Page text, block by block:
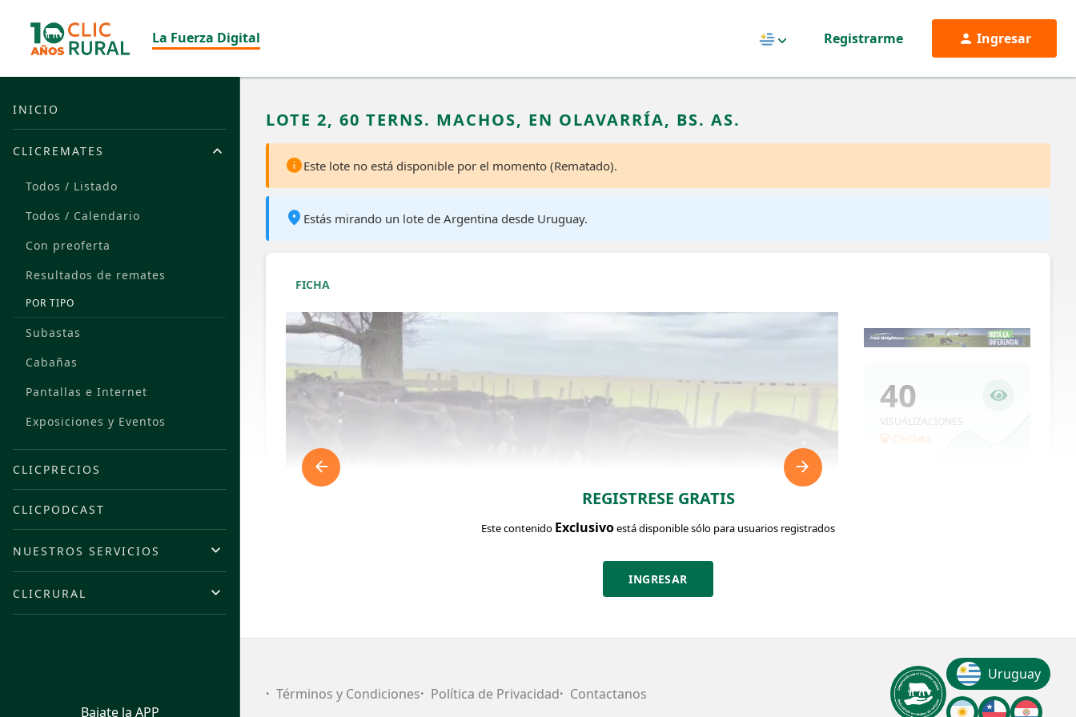
La Fuerza Digital
Uruguay
Registrarme Ingresar
INICIO
CLICREMATES
Todos / Listado
Todos / Calendario
Con preoferta
Resultados de remates
POR TIPO
Subastas
Cabañas
Pantallas e Internet
Exposiciones y Eventos
CLICPRECIOS
CLICPODCAST
NUESTROS SERVICIOS
CLICRURAL
Bajate la APP
LOTE 2, 60 TERNS. MACHOS, EN OLAVARRÍA, BS. AS.
Este lote no está disponible por el momento (Rematado).
Estás mirando un lote de Argentina desde Uruguay.
FICHA
40
VISUALIZACIONES
ClicData
REGISTRESE GRATIS
Este contenido Exclusivoestá disponible sólo para usuarios registrados
INGRESAR
Términos y Condiciones Política de Privacidad Contactanos
Uruguay